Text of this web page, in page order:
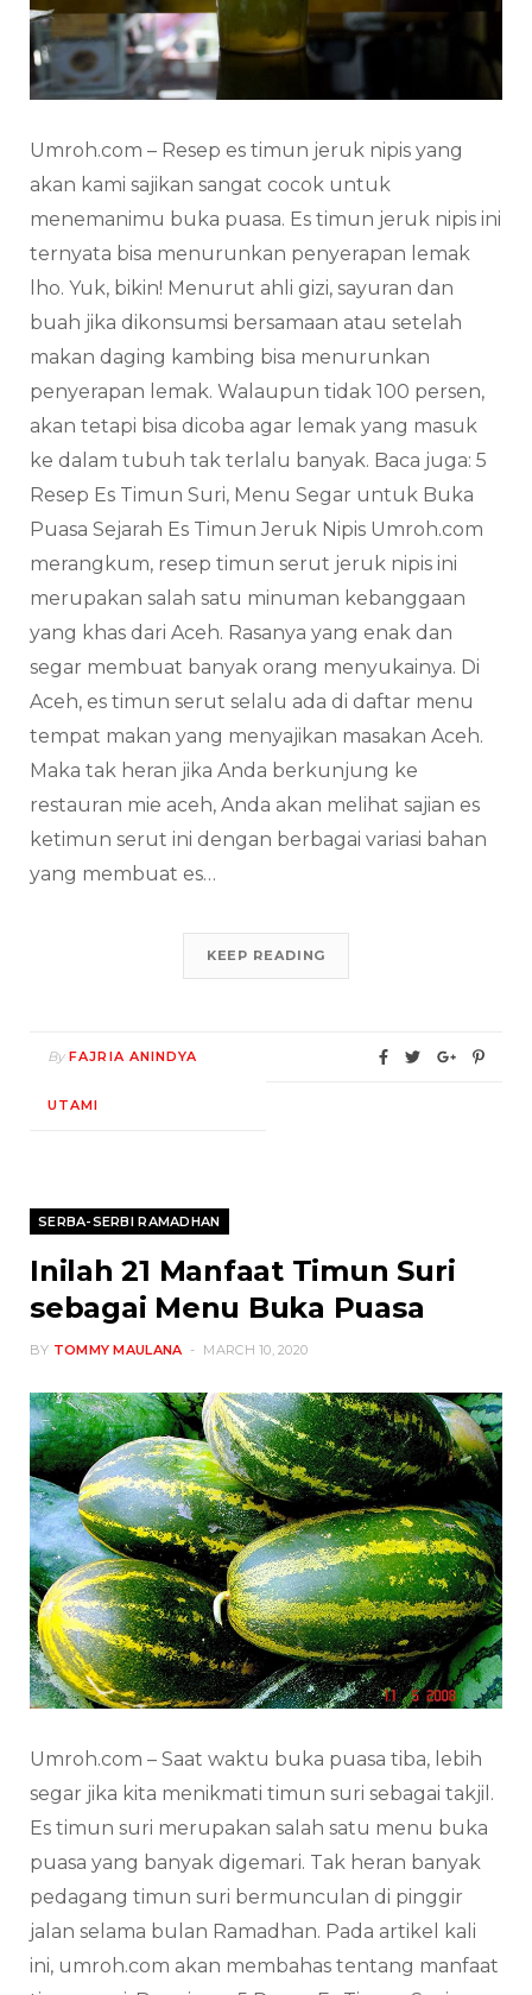
Umroh.com – Resep es timun jeruk nipis yang
akan kami sajikan sangat cocok untuk
menemanimu buka puasa. Es timun jeruk nipis ini
ternyata bisa menurunkan penyerapan lemak
lho. Yuk, bikin! Menurut ahli gizi, sayuran dan
buah jika dikonsumsi bersamaan atau setelah
makan daging kambing bisa menurunkan
penyerapan lemak. Walaupun tidak 100 persen,
akan tetapi bisa dicoba agar lemak yang masuk
ke dalam tubuh tak terlalu banyak. Baca juga: 5
Resep Es Timun Suri, Menu Segar untuk Buka
Puasa Sejarah Es Timun Jeruk Nipis Umroh.com
merangkum, resep timun serut jeruk nipis ini
merupakan salah satu minuman kebanggaan
yang khas dari Aceh. Rasanya yang enak dan
segar membuat banyak orang menyukainya. Di
Aceh, es timun serut selalu ada di daftar menu
tempat makan yang menyajikan masakan Aceh.
Maka tak heran jika Anda berkunjung ke
restauran mie aceh, Anda akan melihat sajian es
ketimun serut ini dengan berbagai variasi bahan
yang membuat es…
KEEP READING
By FAJRIA ANINDYA
UTAMI
SERBA-SERBI RAMADHAN
Inilah 21 Manfaat Timun Suri
sebagai Menu Buka Puasa
BY TOMMY MAULANA MARCH 10, 2020
Umroh.com – Saat waktu buka puasa tiba, lebih
segar jika kita menikmati timun suri sebagai takjil.
Es timun suri merupakan salah satu menu buka
puasa yang banyak digemari. Tak heran banyak
pedagang timun suri bermunculan di pinggir
jalan selama bulan Ramadhan. Pada artikel kali
ini, umroh.com akan membahas tentang manfaat